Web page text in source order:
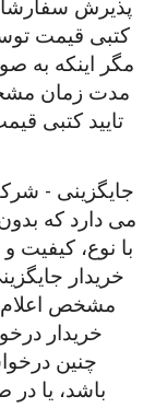
پذیرش
کتبی قیمت
مگر اینکه به
مدت زمان
تایید کتبی
جایگزینی -
می دارد که
با نوع، کیفیت
خریدار
مشخص اعلام
خریدار
چنین
باشد، یا